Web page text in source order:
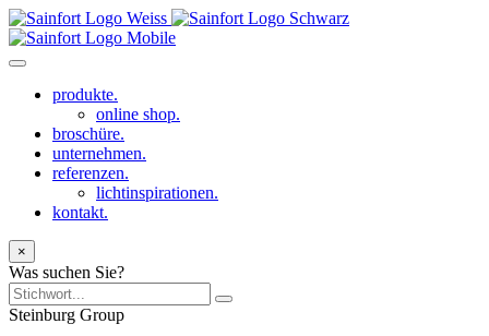
produkte.
online shop.
broschüre.
unternehmen.
referenzen.
lichtinspirationen.
kontakt.
×
Was suchen Sie?
Steinburg Group